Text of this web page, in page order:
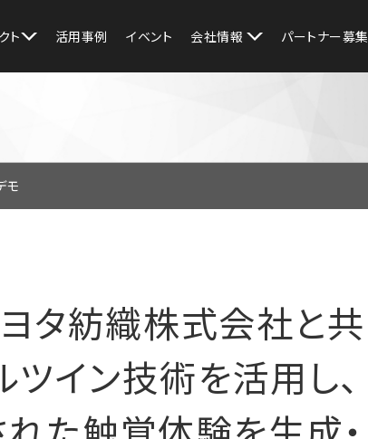
ト 活用事例 イベント 会社情報 パートナー募集
モ
タ紡織株式会社と共
ツイン技術を活用し、